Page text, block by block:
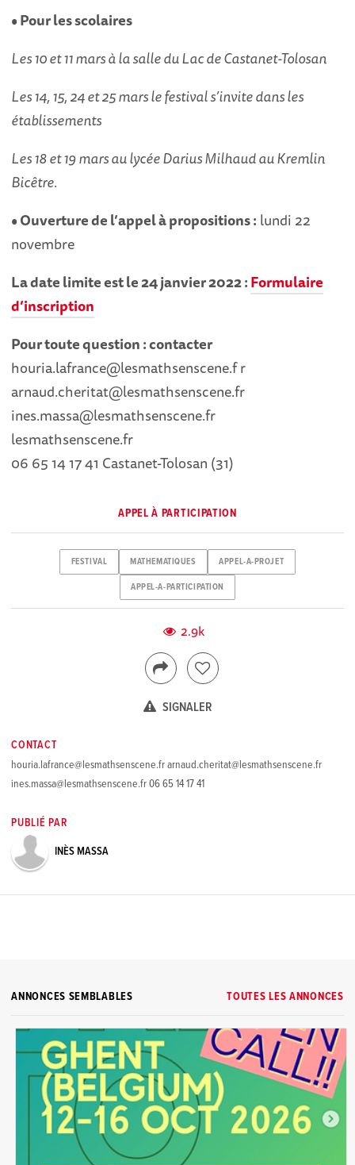
• Pour les scolaires
Les 10 et 11 mars à la salle du Lac de Castanet-Tolosan
Les 14, 15, 24 et 25 mars le festival s’invite dans les
établissements
Les 18 et 19 mars au lycée Darius Milhaud au Kremlin
Bicêtre.
• Ouverture de l’appel à propositions : lundi 22
novembre
La date limite est le 24 janvier 2022 :Formulaire
d’inscription
Pour toute question :contacter
houria.lafrance@lesmathsenscene.f r
arnaud.cheritat@lesmathsenscene.fr
ines.massa@lesmathsenscene.fr
lesmathsenscene.fr
06 65 14 17 41 Castanet-Tolosan (31)
APPEL À PARTICIPATION
FESTIVAL MATHEMATIQUES APPEL-A-PROJET
APPEL-A-PARTICIPATION
2.9k
SIGNALER
CONTACT
houria.lafrance@lesmathsenscene.fr arnaud.cheritat@lesmathsenscene.fr
ines.massa@lesmathsenscene.fr 06 65 14 17 41
PUBLIÉ PAR
INÈS MASSA
TOUTES LES ANNONCES
ANNONCES SEMBLABLES